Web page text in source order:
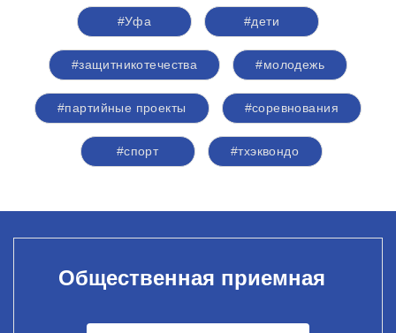
#Уфа #дети
#защитникотечества #молодежь
#партийные проекты #соревнования
#спорт #тхэквондо
Общественная приемная